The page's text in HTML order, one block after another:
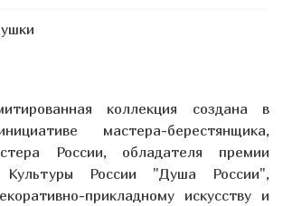
коллекция создана в
мастера-берестянщика,
России, обладателя премии
Культуры России "Душа России",
прикладному искусству и